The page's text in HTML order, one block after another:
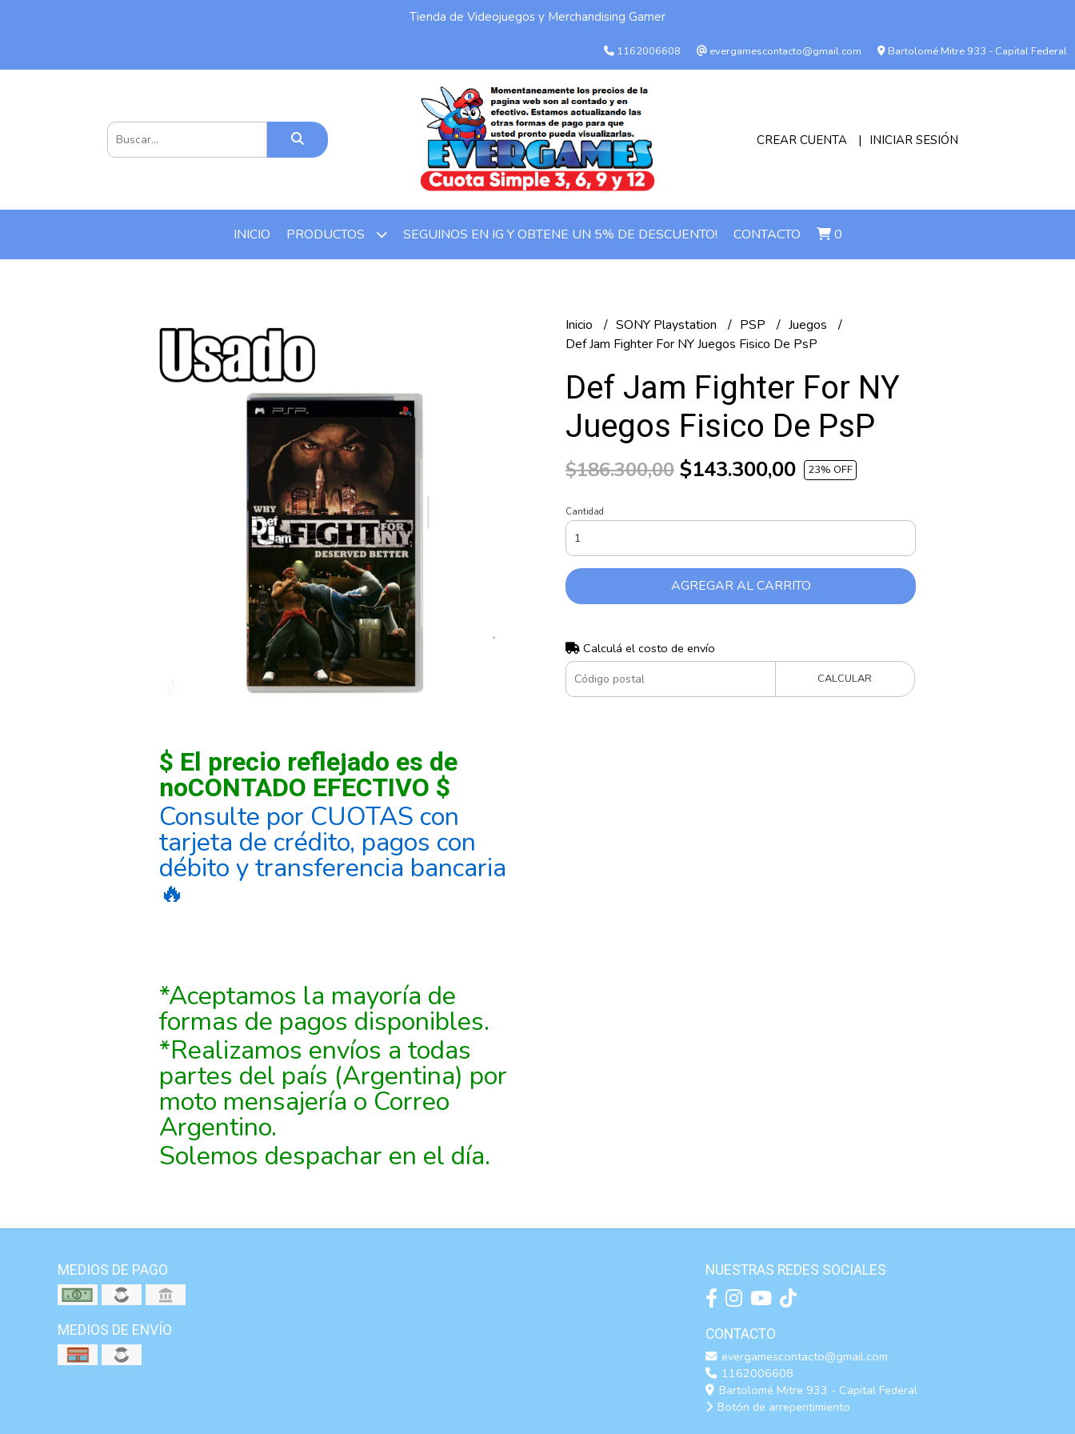
Tienda de Videojuegos y Merchandising Gamer
1162006608 evergamescontacto@gmail.com Bartolomé Mitre 933 - Capital Federal
CREAR CUENTA INICIAR SESIÓN
INICIO PRODUCTOS SEGUINOS EN IG Y OBTENE UN 5% DE DESCUENTO! CONTACTO 0
$ El precio reflejado es de
noCONTADO EFECTIVO $
Consulte por CUOTAS con
tarjeta de crédito, pagos con
débito y transferencia bancaria
🔥
*Aceptamos la mayoría de
formas de pagos disponibles.
*Realizamos envíos a todas
partes del país (Argentina) por
moto mensajería o Correo
Argentino.
Solemos despachar en el día.
Inicio SONY Playstation PSP
Juegos
Def Jam Fighter For NY Juegos Fisico De PsP
Def Jam Fighter For NY
Juegos Fisico De PsP
$186.300,00 $143.300,00 23% OFF
Cantidad
AGREGAR AL CARRITO
Calculá el costo de envío
CALCULAR
MEDIOS DE PAGO
MEDIOS DE ENVÍO
NUESTRAS REDES SOCIALES
CONTACTO
evergamescontacto@gmail.com
1162006608
Bartolomé Mitre 933 - Capital Federal
Botón de arrepentimiento